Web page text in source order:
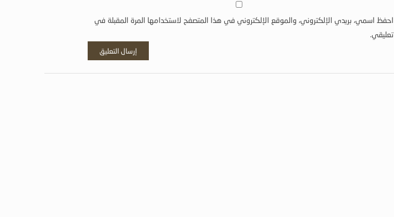
احفظ اسمي، بريدي الإلكتروني، والموقع الإلكتروني في هذا المتصفح لاستخدامها المرة المقبلة في
تعليقي.